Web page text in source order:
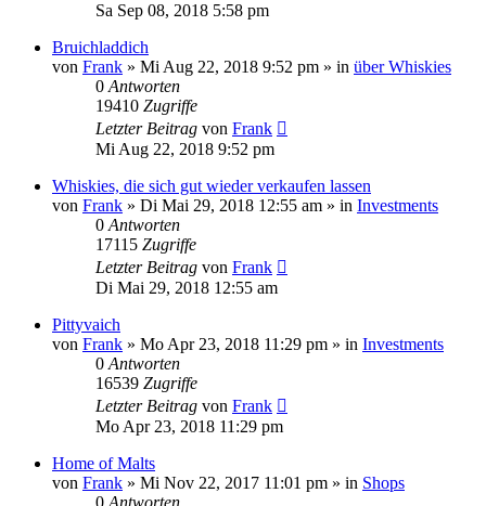
Sa Sep 08, 2018 5:58 pm
Bruichladdich
von Frank » Mi Aug 22, 2018 9:52 pm » in über Whiskies
0 Antworten
19410 Zugriffe
Letzter Beitrag von Frank
Mi Aug 22, 2018 9:52 pm
Whiskies, die sich gut wieder verkaufen lassen
von Frank » Di Mai 29, 2018 12:55 am » in Investments
0 Antworten
17115 Zugriffe
Letzter Beitrag von Frank
Di Mai 29, 2018 12:55 am
Pittyvaich
von Frank » Mo Apr 23, 2018 11:29 pm » in Investments
0 Antworten
16539 Zugriffe
Letzter Beitrag von Frank
Mo Apr 23, 2018 11:29 pm
Home of Malts
von Frank » Mi Nov 22, 2017 11:01 pm » in Shops
0 Antworten